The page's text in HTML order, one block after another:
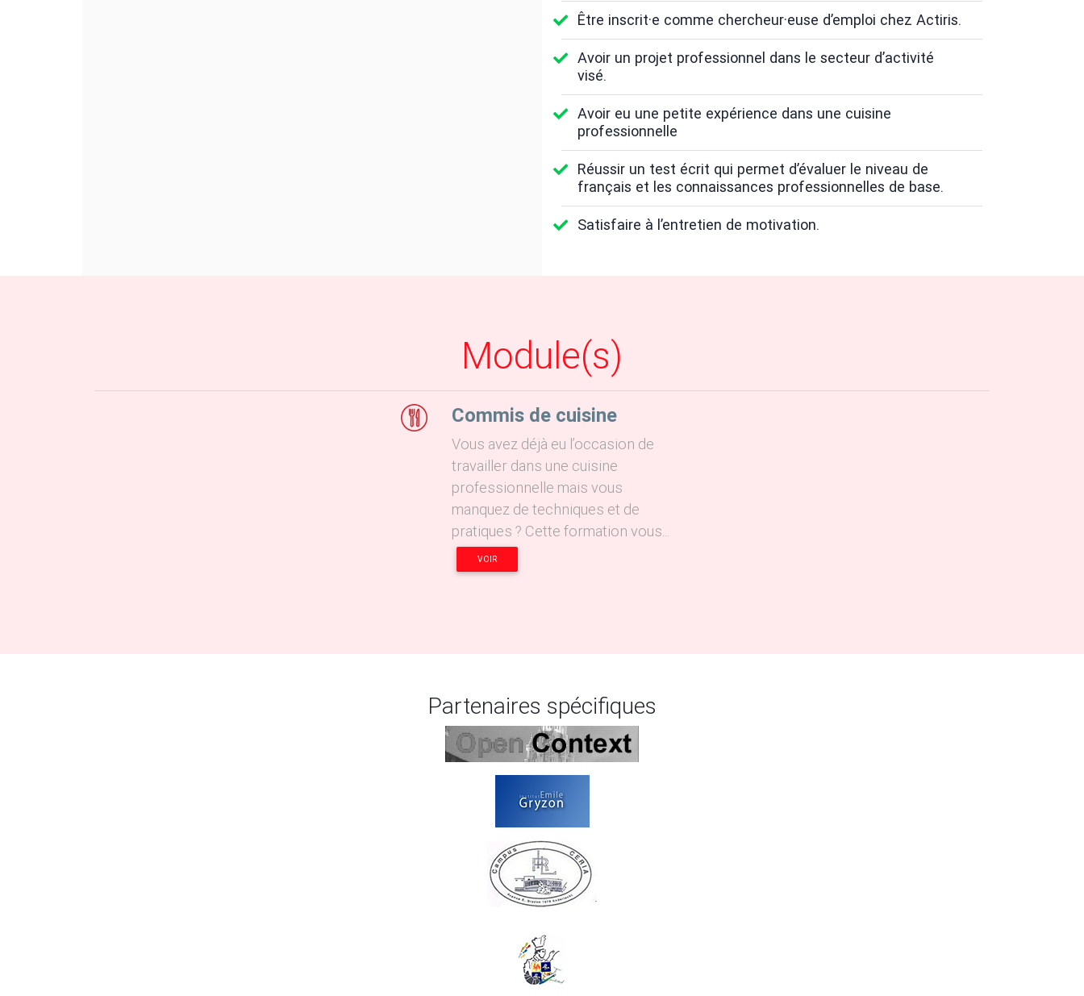
Être inscrit·e comme chercheur·euse d’emploi chez Actiris.
Avoir un projet professionnel dans le secteur d’activité
visé.
Avoir eu une petite expérience dans une cuisine
professionnelle
Réussir un test écrit qui permet d’évaluer le niveau de
français et les connaissances professionnelles de base.
Satisfaire à l’entretien de motivation.
Module(s)
Commis de cuisine
Vous avez déjà eu l’occasion de
travailler dans une cuisine
professionnelle mais vous
manquez de techniques et de
pratiques ? Cette formation vous...
VOIR
Partenaires spécifiques